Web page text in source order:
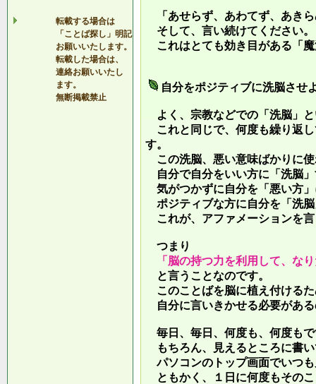
転載する場合は
「ことば探し」明記
お願いいたします。
転載した場合は、
連絡お願いいたし
ます。
無断掲載禁止
「あせらず、あわてず、あき
そして、言い続けてください。
これはとても効き目がある「
自分をポジティブに洗脳させ
よく、宗教などでの「洗脳」
これと同じで、何度も繰り返
す。
この洗脳、悪い意味ばかりに
自分で自分をいい方に「洗脳
気がつかずに自分を「悪い方
ポジティブな方に自分を「洗
これが、アファメーションを
つまり
「脳の持つ力を利用して、な
と言うことなのです。
このことばを脳に植え付ける
自分に言いきかせる必要があ
毎日、毎日、何度も、何度も
もちろん、見えるところに書
パソコンのトップ画面でいつ
ともかく、１日に何度もその